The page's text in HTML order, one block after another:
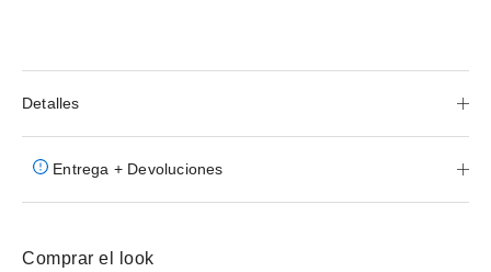
Detalles
Entrega + Devoluciones
Comprar el look